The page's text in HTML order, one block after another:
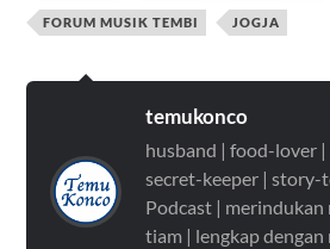
FORUM MUSIK TEMBI JOGJA
temukonco
husband | food-lover
secret-keeper | story-
Podcast | merindukan
tiam | lengkap